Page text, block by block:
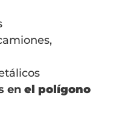
en el polígono